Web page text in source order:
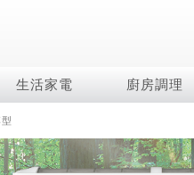
生活家電 廚房調理
週邊
音響
空調系列
型
系列介紹
智慧零水鍋
保養系列
技鞋履賦活器
造型
機
微波爐